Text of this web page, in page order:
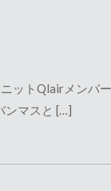
ットQlairメンバ
ンマスと […]